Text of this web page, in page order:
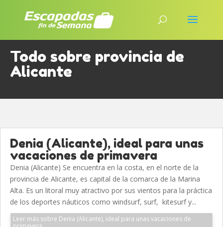
Todo sobre provincia de
Alicante
Denia (Alicante), ideal para unas
vacaciones de primavera
Denia (Alicante) Se encuentra en la costa, en el norte de la
provincia de Alicante, es capital de la comarca de la Marina
Alta. Es un litoral muy atractivo por sus vientos para la práctica
de los deportes náuticos como windsurf, surf, kitesurf y...
Leer más sobre Denia (Alicante), ideal para unas vacaciones de